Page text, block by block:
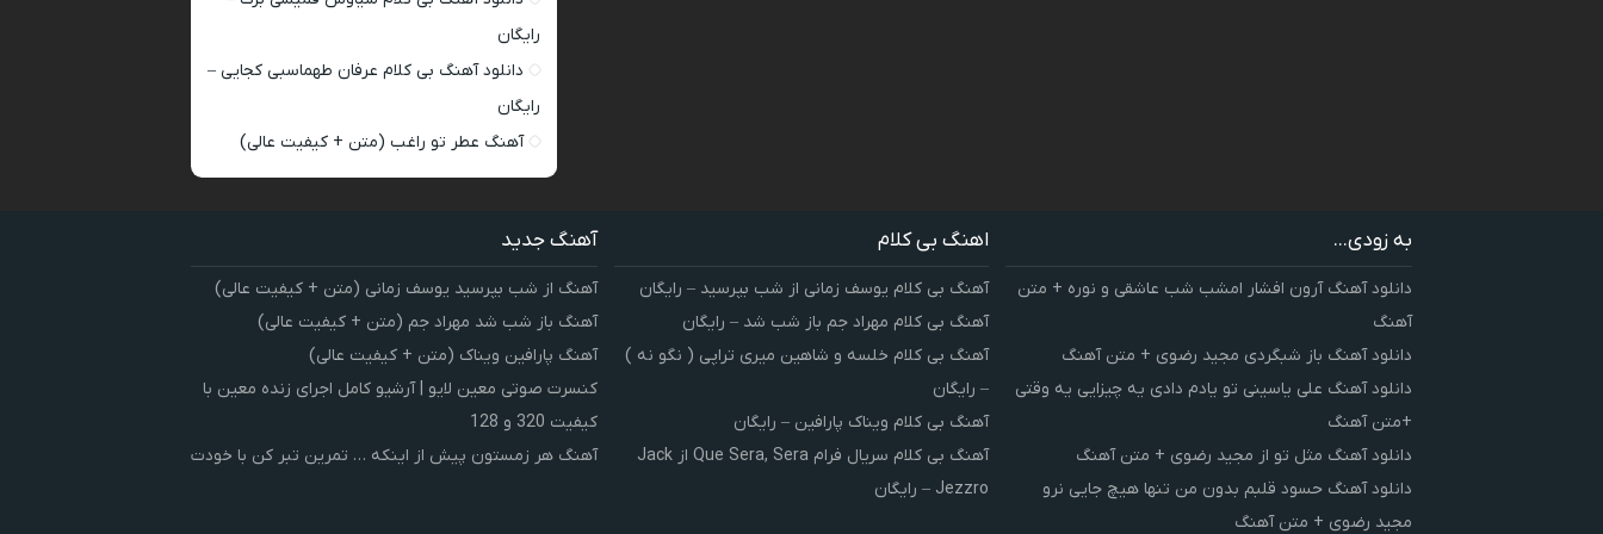
رایگان
دانلود آهنگ بی کلام عرفان طهماسبی کجایی –
رایگان
آهنگ عطر تو راغب (متن + کیفیت عالی)
به زودی...
دانلود آهنگ آرون افشار امشب شب عاشقی و نوره + متن
آهنگ
دانلود آهنگ باز شبگردی مجید رضوی + متن آهنگ
دانلود آهنگ علی یاسینی تو یادم دادی یه چیزایی یه وقتی
+متن آهنگ
دانلود آهنگ مثل تو از مجید رضوی + متن آهنگ
دانلود آهنگ حسود قلبم بدون من تنها هیچ جایی نرو
مجید رضوی + متن آهنگ
اهنگ بی کلام
آهنگ بی کلام یوسف زمانی از شب بپرسید – رایگان
آهنگ بی کلام مهراد جم باز شب شد – رایگان
آهنگ بی کلام خلسه و شاهین میری تراپی ( نگو نه )
– رایگان
آهنگ بی کلام ویناک پارافین – رایگان
آهنگ بی کلام سریال فرام Que Sera, Sera از Jack
Jezzro – رایگان
آهنگ جدید
آهنگ از شب بپرسید یوسف زمانی (متن + کیفیت عالی)
آهنگ باز شب شد مهراد جم (متن + کیفیت عالی)
آهنگ پارافین ویناک (متن + کیفیت عالی)
کنسرت صوتی معین لایو | آرشیو کامل اجرای زنده معین با
کیفیت 320 و 128
آهنگ هر زمستون پیش از اینکه … تمرین تبر کن با خودت